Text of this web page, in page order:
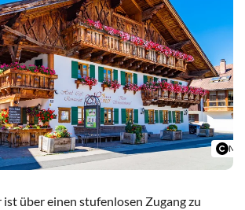
über einen stufenlosen Zugang zu